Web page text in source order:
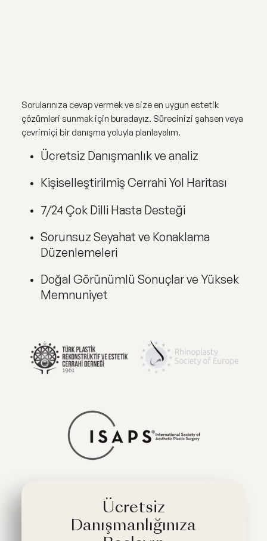
Sorularınıza cevap vermek ve size en uygun estetik
çözümleri sunmak için buradayız. Sürecinizi şahsen veya
çevrimiçi bir danışma yoluyla planlayalım.
Ücretsiz Danışmanlık ve analiz
Kişiselleştirilmiş Cerrahi Yol Haritası
7/24 Çok Dilli Hasta Desteği
Sorunsuz Seyahat ve Konaklama
Düzenlemeleri
Doğal Görünümlü Sonuçlar ve Yüksek
Memnuniyet
Ücretsiz
Danışmanlığınıza